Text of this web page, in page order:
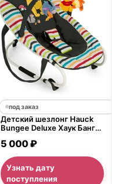
под заказ
Детский шезлонг Hauck
Bungee Deluxe Хаук Банги
5 000 ₽
Узнать дату
поступления